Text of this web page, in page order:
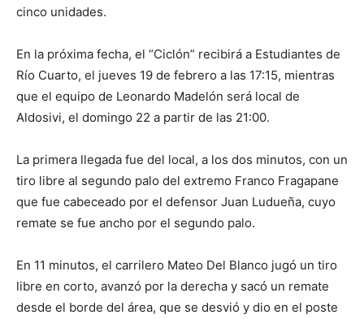
cinco unidades.
En la próxima fecha, el “Ciclón” recibirá a Estudiantes de
Río Cuarto, el jueves 19 de febrero a las 17:15, mientras
que el equipo de Leonardo Madelón será local de
Aldosivi, el domingo 22 a partir de las 21:00.
La primera llegada fue del local, a los dos minutos, con un
tiro libre al segundo palo del extremo Franco Fragapane
que fue cabeceado por el defensor Juan Ludueña, cuyo
remate se fue ancho por el segundo palo.
En 11 minutos, el carrilero Mateo Del Blanco jugó un tiro
libre en corto, avanzó por la derecha y sacó un remate
desde el borde del área, que se desvió y dio en el poste